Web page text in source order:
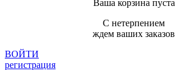
Ваша корзина пуста
С нетерпением
ждем ваших заказов
ВОЙТИ
регистрация